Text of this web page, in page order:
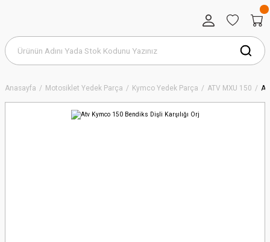
Anasayfa Motosiklet Yedek Parça Kymco Yedek Parça ATV MXU 150